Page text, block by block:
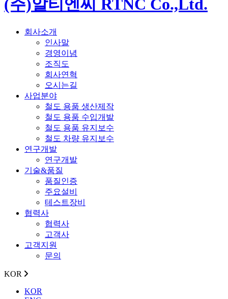
(주)알티엔씨 RTNC Co.,Ltd.
회사소개
인사말
경영이념
조직도
회사연혁
오시는길
사업분야
철도 용품 생산제작
철도 용품 수입개발
철도 용품 유지보수
철도 차량 유지보수
연구개발
연구개발
기술&품질
품질인증
주요설비
테스트장비
협력사
협력사
고객사
고객지원
문의
KOR
KOR